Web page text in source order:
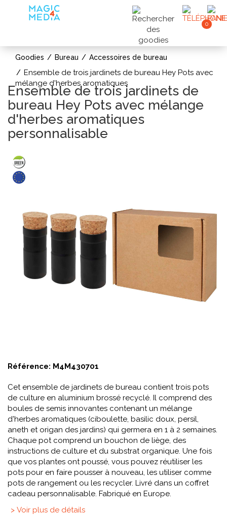
0
Goodies Bureau Accessoires de bureau
Ensemble de trois jardinets de bureau Hey Pots avec
mélange d'herbes aromatiques
Ensemble de trois jardinets de
bureau Hey Pots avec mélange
d'herbes aromatiques
personnalisable
Référence: M4M430701
Cet ensemble de jardinets de bureau contient trois pots
de culture en aluminium brossé recyclé. Il comprend des
boules de semis innovantes contenant un mélange
d'herbes aromatiques (ciboulette, basilic doux, persil,
aneth et origan des jardins) qui germera en 1 à 2 semaines.
Chaque pot comprend un bouchon de liège, des
instructions de culture et du substrat organique. Une fois
que vos plantes ont poussé, vous pouvez réutiliser les
pots pour en faire pousser à nouveau, les utiliser comme
pots de rangement ou les recycler. Livré dans un coffret
cadeau personnalisable. Fabriqué en Europe.
> Voir plus de détails